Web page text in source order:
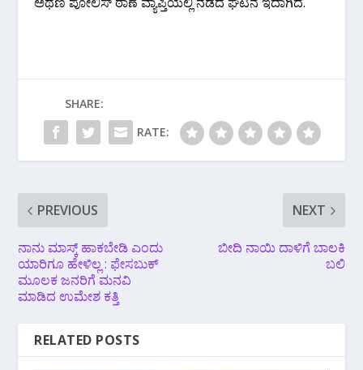
SHARE:
RATE:
PREVIOUS
ನಾನು ಮಾಸ್ಕ್ ಹಾಕಬೇಡಿ ಎಂದು
ಯಾರಿಗೂ ಹೇಳಿಲ್ಲ : ಫೇಸಬುಕ್
ಮೂಲಕ ಜನರಿಗೆ ಮನವಿ
ಮಾಡಿದ ಉಮೇಶ ಕತ್ತಿ
NEXT
ಬೀದಿ ನಾಯಿ ದಾಳಿಗೆ ಬಾಲಕಿ
ಬಲಿ
RELATED POSTS